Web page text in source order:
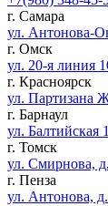
г. Самара
ул. Антонова-
г. Омск
ул. 20-я линия
г. Красноярск
ул. Партизана
г. Барнаул
ул. Балтийская
г. Томск
ул. Смирнова,
г. Пенза
ул. Антонова,